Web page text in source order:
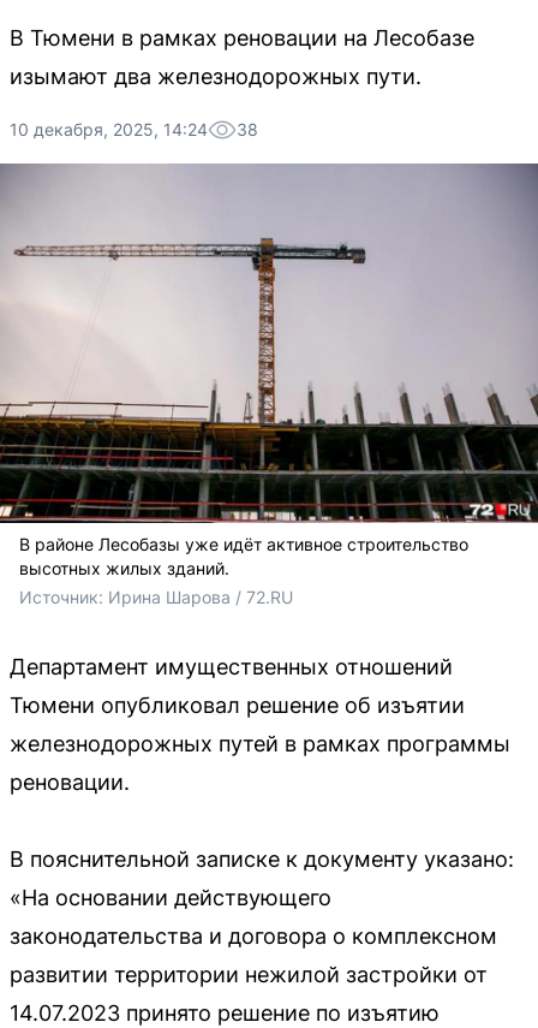
В Тюмени в рамках реновации на Лесобазе
изымают два железнодорожных пути.
10 декабря, 2025, 14:24 38
В районе Лесобазы уже идёт активное строительство
высотных жилых зданий.
Источник: Ирина Шарова / 72.RU
Департамент имущественных отношений
Тюмени опубликовал решение об изъятии
железнодорожных путей в рамках программы
реновации.
В пояснительной записке к документу указано:
«На основании действующего
законодательства и договора о комплексном
развитии территории нежилой застройки от
14.07.2023 принято решение по изъятию